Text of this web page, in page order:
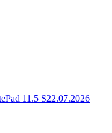
11.5 S22.07.2026